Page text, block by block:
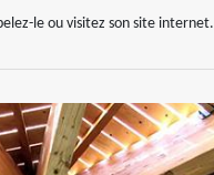
le ou visitez son site internet.